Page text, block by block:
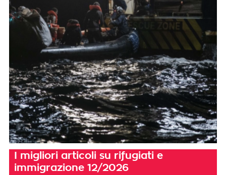
I migliori articoli su rifugiati e
immigrazione 12/2026